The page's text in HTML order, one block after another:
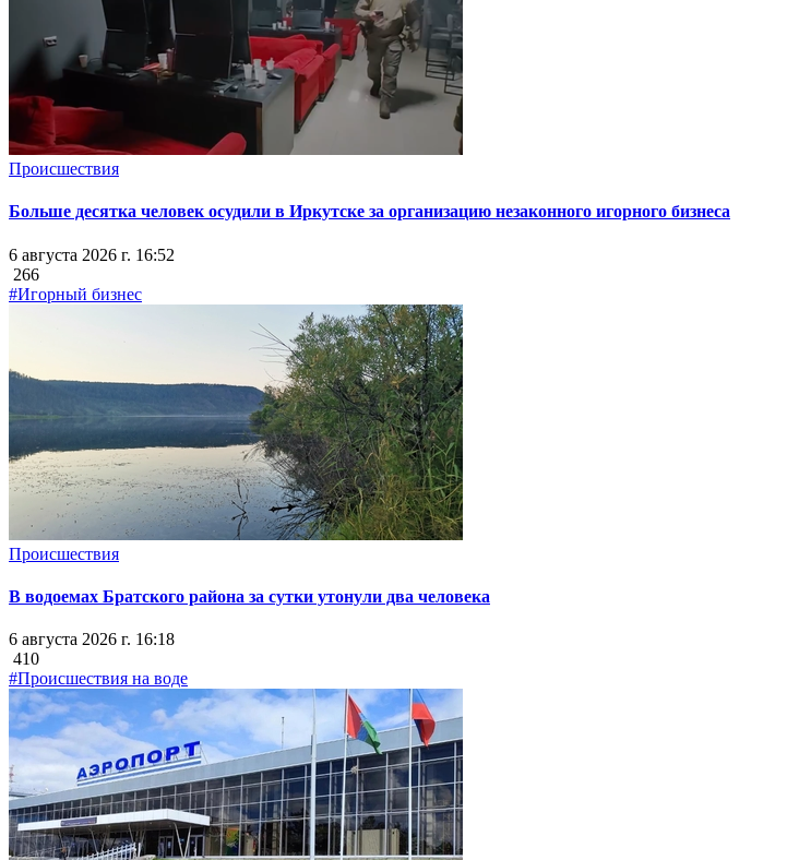
Происшествия
Больше десятка человек осудили в Иркутске за организацию незаконного игорного бизнеса
6 августа 2026 г. 16:52
266
#Игорный бизнес
Происшествия
В водоемах Братского района за сутки утонули два человека
6 августа 2026 г. 16:18
410
#Происшествия на воде